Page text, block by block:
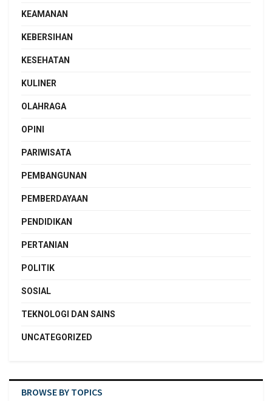
KEAMANAN
KEBERSIHAN
KESEHATAN
KULINER
OLAHRAGA
OPINI
PARIWISATA
PEMBANGUNAN
PEMBERDAYAAN
PENDIDIKAN
PERTANIAN
POLITIK
SOSIAL
TEKNOLOGI DAN SAINS
UNCATEGORIZED
BROWSE BY TOPICS